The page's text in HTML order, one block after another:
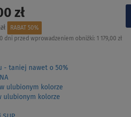
zł
RABAT 50%
dni przed wprowadzeniem obniżki: 1 179,00 zł
- taniej nawet o 50%
ulubionym kolorze
ulubionym kolorze